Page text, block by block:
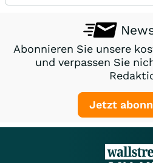
Abonnieren Sie unsere
und verpassen Sie
Jetzt